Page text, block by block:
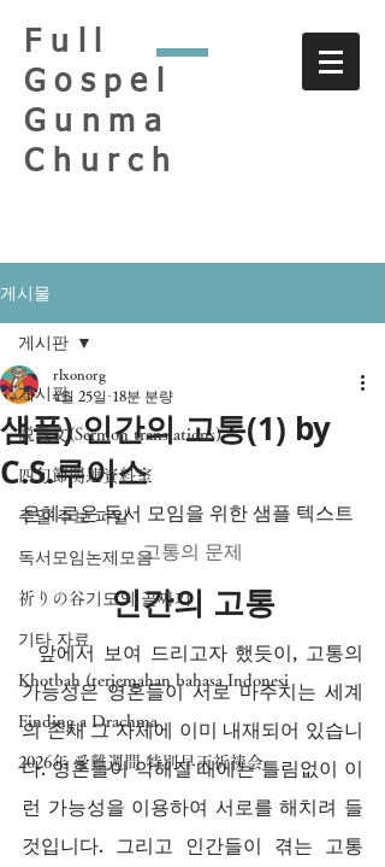
Full
Gospel
Gunma
Church
게시물
게시판
説教文(Sermon translations)
四旬節関連資料室
주일 주보 파일
독서모임논제모음
祈りの谷기도의 골짜기
기타 자료
Khotbah (terjemahan bahasa Indonesi
Finding a Drachma
2026年 受難週間 特別早天祈祷会
게시판
샘플) 인간의 고통(1) by
C.S.루이스
rlxonorg
4월 25일 18분 분량
은혜로운 독서 모임을 위한 샘플 텍스트
고통의 문제
인간의 고통
  앞에서 보여 드리고자 했듯이, 고통의
가능성은 영혼들이 서로 마주치는 세계
의 존재 그 자체에 이미 내재되어 있습니
다. 영혼들이 악해질 때에는 틀림없이 이
런 가능성을 이용하여 서로를 해치려 들
것입니다. 그리고 인간들이 겪는 고통